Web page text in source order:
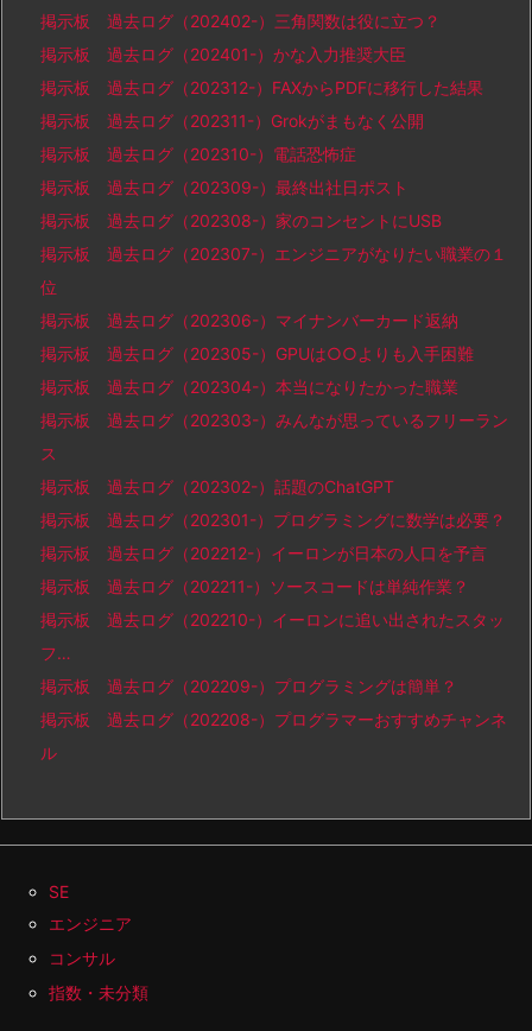
掲示板 過去ログ（202402-）三角関数は役に立つ？
掲示板 過去ログ（202401-）かな入力推奨大臣
掲示板 過去ログ（202312-）FAXからPDFに移行した結果
掲示板 過去ログ（202311-）Grokがまもなく公開
掲示板 過去ログ（202310-）電話恐怖症
掲示板 過去ログ（202309-）最終出社日ポスト
掲示板 過去ログ（202308-）家のコンセントにUSB
掲示板 過去ログ（202307-）エンジニアがなりたい職業の１
位
掲示板 過去ログ（202306-）マイナンバーカード返納
掲示板 過去ログ（202305-）GPUは○○よりも入手困難
掲示板 過去ログ（202304-）本当になりたかった職業
掲示板 過去ログ（202303-）みんなが思っているフリーラン
ス
掲示板 過去ログ（202302-）話題のChatGPT
掲示板 過去ログ（202301-）プログラミングに数学は必要？
掲示板 過去ログ（202212-）イーロンが日本の人口を予言
掲示板 過去ログ（202211-）ソースコードは単純作業？
掲示板 過去ログ（202210-）イーロンに追い出されたスタッ
フ…
掲示板 過去ログ（202209-）プログラミングは簡単？
掲示板 過去ログ（202208-）プログラマーおすすめチャンネ
ル
SE
エンジニア
コンサル
指数・未分類